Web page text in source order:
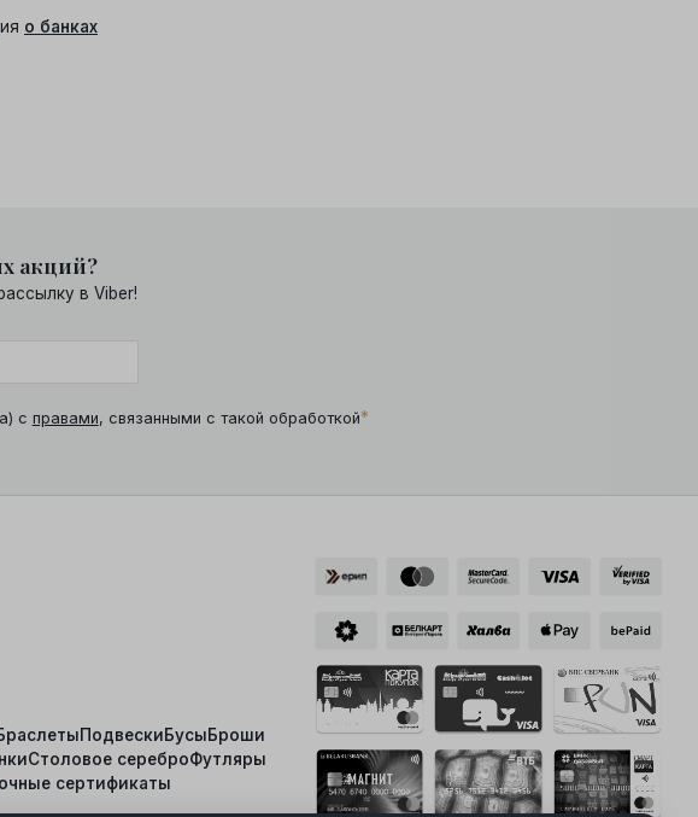
о банках
акций?
в Viber!
с правами, связанными с такой обработкой*
ПодвескиБусыБроши
Столовое сереброФутляры
сертификаты